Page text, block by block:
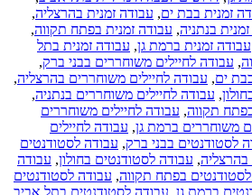
זמנית בבת ים, עבודה זמנית בהרצליה,
בנתניה, עבודה זמנית בפתח תקווה,
עבודה זמנית ברמת גן, עבודה זמנית בתל
, עבודה לחיילים משוחררים בבני ברק,
ים, עבודה לחיילים משוחררים בהרצליה,
, עבודה לחיילים משוחררים בנתניה,
תקווה, עבודה לחיילים משוחררים
משוחררים ברמת גן, עבודה לחיילים
לסטודנטים בבני ברק, עבודה לסטודנטים
בהרצליה, עבודה לסטודנטים בחולון, עבודה
בפתח תקווה, עבודה לסטודנטים